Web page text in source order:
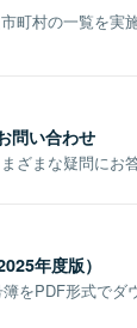
町村の一覧を実
問い合わせ
ざまな疑問にお
年度版）
をPDF形式でダ